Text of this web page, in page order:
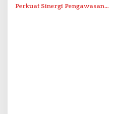
Perkuat Sinergi Pengawasan